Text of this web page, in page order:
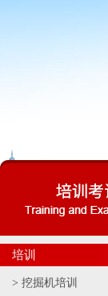
培训
> 挖掘机培训